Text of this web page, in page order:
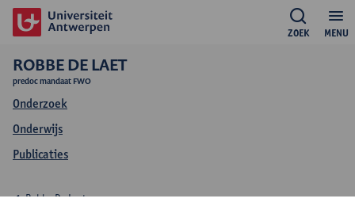
MENU
ZOEK
ROBBE DE LAET
predoc mandaat FWO
Onderzoek
Onderwijs
Publicaties
Robbe De Laet